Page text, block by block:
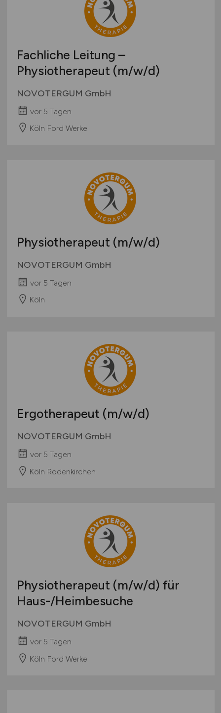
Fachliche Leitung –
Physiotherapeut (m/w/d)
NOVOTERGUM GmbH
vor 5 Tagen
Köln Ford Werke
Physiotherapeut (m/w/d)
NOVOTERGUM GmbH
vor 5 Tagen
Köln
Ergotherapeut (m/w/d)
NOVOTERGUM GmbH
vor 5 Tagen
Köln Rodenkirchen
Physiotherapeut (m/w/d) für
Haus-/Heimbesuche
NOVOTERGUM GmbH
vor 5 Tagen
Köln Ford Werke